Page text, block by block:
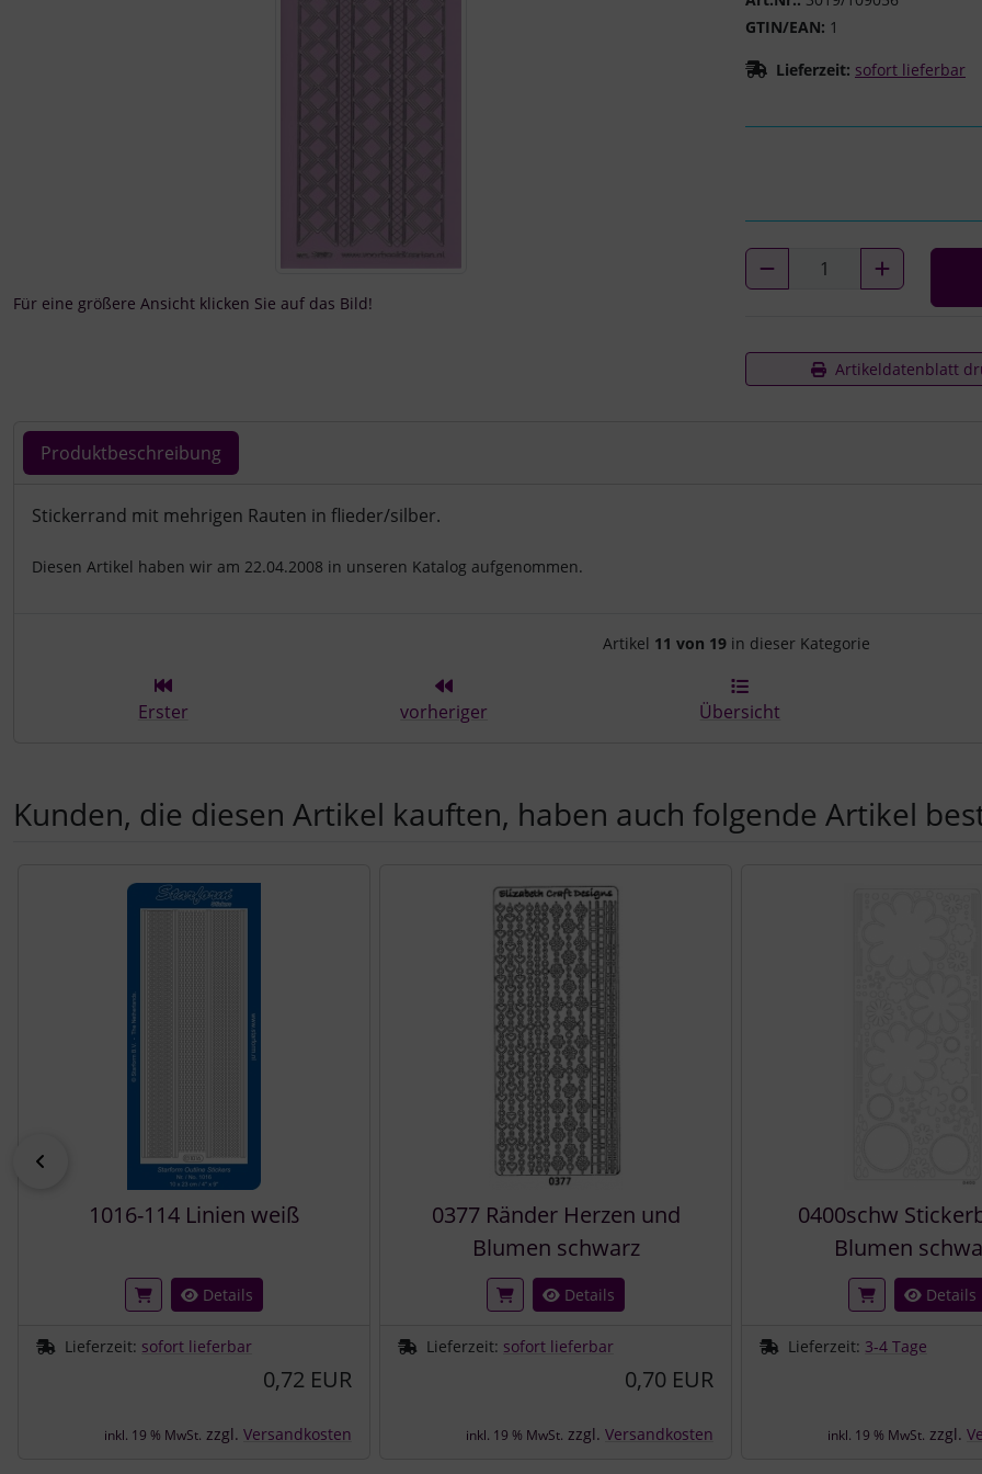
GTIN/EAN: 1
Lieferzeit: sofort lieferbar
Für eine größere Ansicht klicken Sie auf das Bild!
Artikeldatenblatt
Produktbeschreibung
Produktbeschreibung
Stickerrand mit mehrigen Rauten in flieder/silber.
Diesen Artikel haben wir am 22.04.2008 in unseren Katalog aufgenommen.
Artikelnavigation innerhalb
Artikel 11 von 19 in dieser Kategorie
Erster vorheriger Übersicht
Kunden, die diesen Artikel kauften, haben auch folgende Artikel
1016-114 Linien weiß
Details
Lieferzeit: sofort lieferbar
0,72 EUR
inkl. 19 % MwSt. zzgl. Versandkosten
0377 Ränder Herzen und
Blumen schwarz
Details
Lieferzeit: sofort lieferbar
0,70 EUR
inkl. 19 % MwSt. zzgl. Versandkosten
0400schw
Blumen
Details
Lieferzeit: 3-4 Tage
inkl. 19 % MwSt. zzgl.